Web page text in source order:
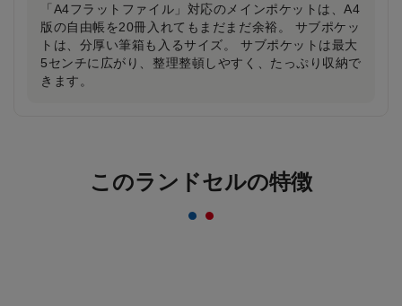
一般的な反射材はシルバーカラーが多いのに対し、安
ピカッは素材の上に特殊加工を施すことにより、素材
「A4フラットファイル」対応のメインポケットは、A4
版の自由帳を20冊入れてもまだまだ余裕。 サブポケッ
トは、分厚い筆箱も入るサイズ。 サブポケットは最大
5センチに広がり、整理整頓しやすく、たっぷり収納で
きます。
このランドセルの特徴